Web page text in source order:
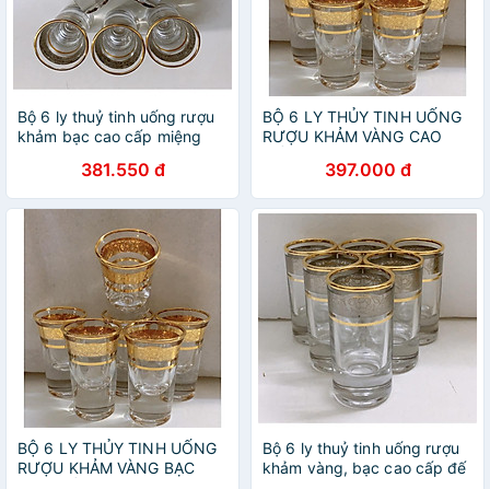
Bộ 6 ly thuỷ tinh uống rượu
khảm bạc cao cấp miệng
381.550 đ
BỘ 6 LY THỦY TINH UỐNG
RƯỢU KHẢM VÀNG CAO
397.000 đ
BỘ 6 LY THỦY TINH UỐNG
RƯỢU KHẢM VÀNG BẠC
Bộ 6 ly thuỷ tinh uống rượu
khảm vàng, bạc cao cấp đế